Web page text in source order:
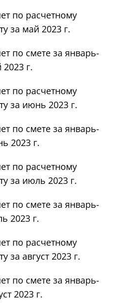
по расчетному
за май 2023 г.
по смете за январь-
2023 г.
по расчетному
за июнь 2023 г.
по смете за январь-
2023 г.
по расчетному
за июль 2023 г.
по смете за январь-
2023 г.
по расчетному
за август 2023 г.
по смете за январь-
2023 г.